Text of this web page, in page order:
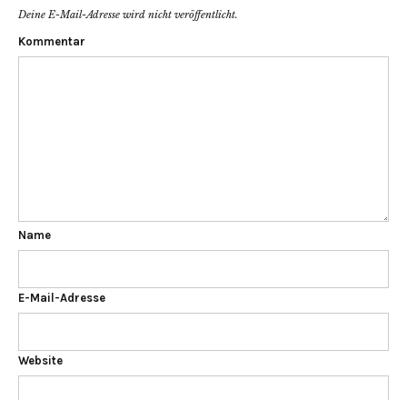
Deine E-Mail-Adresse wird nicht veröffentlicht.
Kommentar
Name
E-Mail-Adresse
Website